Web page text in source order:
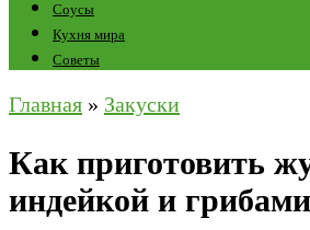
Соусы
Кухня мира
Советы
Главная » Закуски
Как приготовить
индейкой и грибами